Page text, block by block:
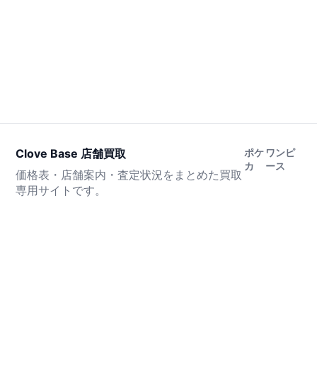
Clove Base 店舗買取
価格表・店舗案内・査定状況をまとめた買取
専用サイトです。
ポケ
カ
ワンピ
ース